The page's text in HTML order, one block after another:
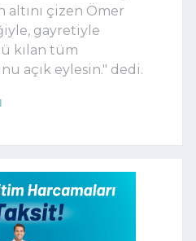
çizen Ömer
gayretiyle
kılan tüm
açık eylesin." dedi.